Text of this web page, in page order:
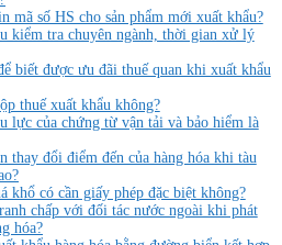
mã số HS cho sản phẩm mới xuất khẩu?
kiểm tra chuyên ngành, thời gian xử lý
biết được ưu đãi thuế quan khi xuất khẩu
thuế xuất khẩu không?
lực của chứng từ vận tải và bảo hiểm là
thay đổi điểm đến của hàng hóa khi tàu
khổ có cần giấy phép đặc biệt không?
chấp với đối tác nước ngoài khi phát
hóa?